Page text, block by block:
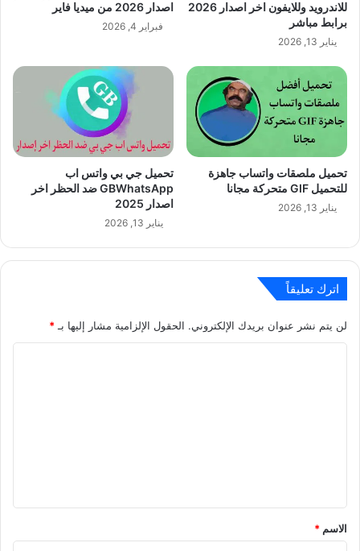
للاندرويد وللايفون اخر اصدار 2026
برابط مباشر
يناير 13, 2026
اصدار 2026 من ميديا فاير
فبراير 4, 2026
تحميل ملصقات واتساب جاهزة
للتحميل GIF متحركة مجانا
يناير 13, 2026
تحميل جي بي واتس اب
GBWhatsApp ضد الحظر اخر
اصدار 2025
يناير 13, 2026
اترك تعليقاً
لن يتم نشر عنوان بريدك الإلكتروني. الحقول الإلزامية مشار إليها بـ *
*
الاسم *